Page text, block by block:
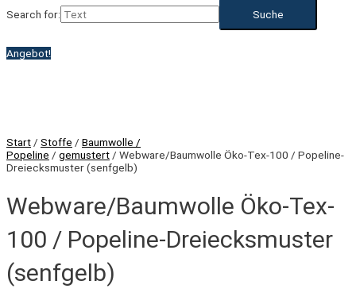
Search for:
Angebot!
Start / Stoffe / Baumwolle /
Popeline / gemustert / Webware/Baumwolle Öko-Tex-100 / Popeline-
Dreiecksmuster (senfgelb)
Webware/Baumwolle Öko-Tex-
100 / Popeline-Dreiecksmuster
(senfgelb)